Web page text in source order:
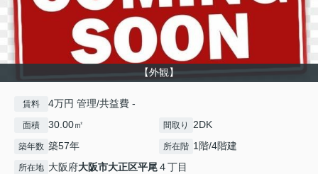
【外観】
賃料 4万円 管理/共益費 -
面積 30.00㎡ 間取り 2DK
築年数 築57年 所在階 1階/4階建
所在地 大阪府大阪市大正区平尾４丁目